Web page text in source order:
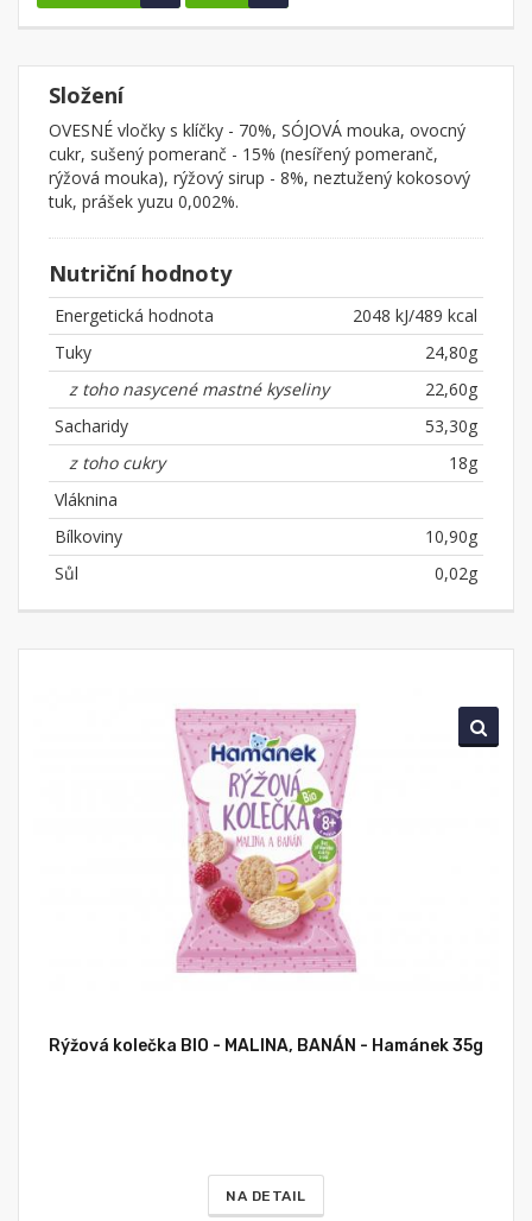
Složení
OVESNÉ vločky s klíčky - 70%, SÓJOVÁ mouka, ovocný
cukr, sušený pomeranč - 15% (nesířený pomeranč,
rýžová mouka), rýžový sirup - 8%, neztužený kokosový
tuk, prášek yuzu 0,002%.
Nutriční hodnoty
Energetická hodnota
2048 kJ/489 kcal
Tuky
24,80g
z toho nasycené mastné kyseliny
22,60g
Sacharidy
53,30g
z toho cukry
18g
Vláknina
Bílkoviny
10,90g
Sůl
0,02g
Rýžová kolečka BIO - MALINA, BANÁN - Hamánek 35g
NA DETAIL